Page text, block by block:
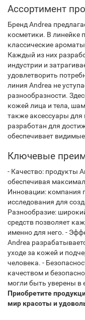
Ассортимент
Бренд Andrea
косметики. В линейке
классические
Каждый из них
индустрии и
удовлетворить
линия Andrea не
разнообразности.
кожей лица и тела,
также аксессуары
разработан для
обеспечивает
Ключевые
- Качество: продукты
обеспечивая
Инновации: компания
исследования для
Разнообразие:
средств позволяет
именно для него. -
Andrea
уходе за кожей и
человека. -
качеством и
могли быть уверены в
Приобретите
мир красоты и